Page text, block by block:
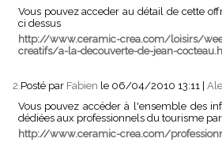
Vous pouvez acceder au détail de cette
ci dessus
http://www.ceramic-crea.com/loisirs/
creatifs/a-la-decouverte-de-jean-
2. Posté par Fabien le 06/04/2010 13:11 |
Vous pouvez accéder à l'ensemble des
dédiées aux professionnels du tourisme
http://www.ceramic-crea.com/